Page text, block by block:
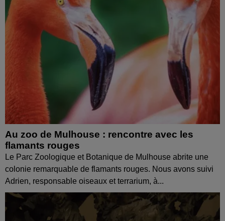
Au zoo de Mulhouse : rencontre avec les
flamants rouges
Le Parc Zoologique et Botanique de Mulhouse abrite une
colonie remarquable de flamants rouges. Nous avons suivi
Adrien, responsable oiseaux et terrarium, à...